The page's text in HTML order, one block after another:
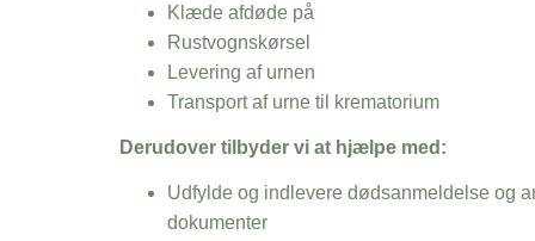
Klæde afdøde på
Rustvognskørsel
Levering af urnen
Transport af urne til krematorium
Derudover tilbyder vi at hjælpe med:
Udfylde og indlevere dødsanmeldelse og
dokumenter